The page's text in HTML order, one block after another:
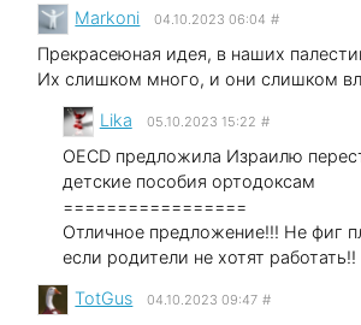
Markoni 04.10.2023 06:04 #
Прекрасеюная идея, в наших
Их слишком много, и они слишком
Lika 05.10.2023 15:22 #
OECD предложила Израилю
детские пособия ортодоксам
=================
Отличное предложение!!! Не фиг
если родители не хотят работать!!
TotGus 04.10.2023 09:47 #